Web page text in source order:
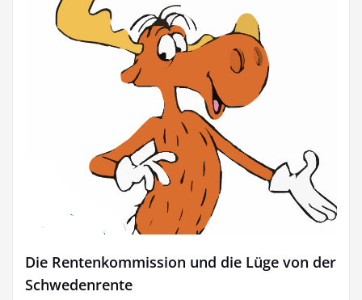
Die Rentenkommission und die Lüge von der
Schwedenrente